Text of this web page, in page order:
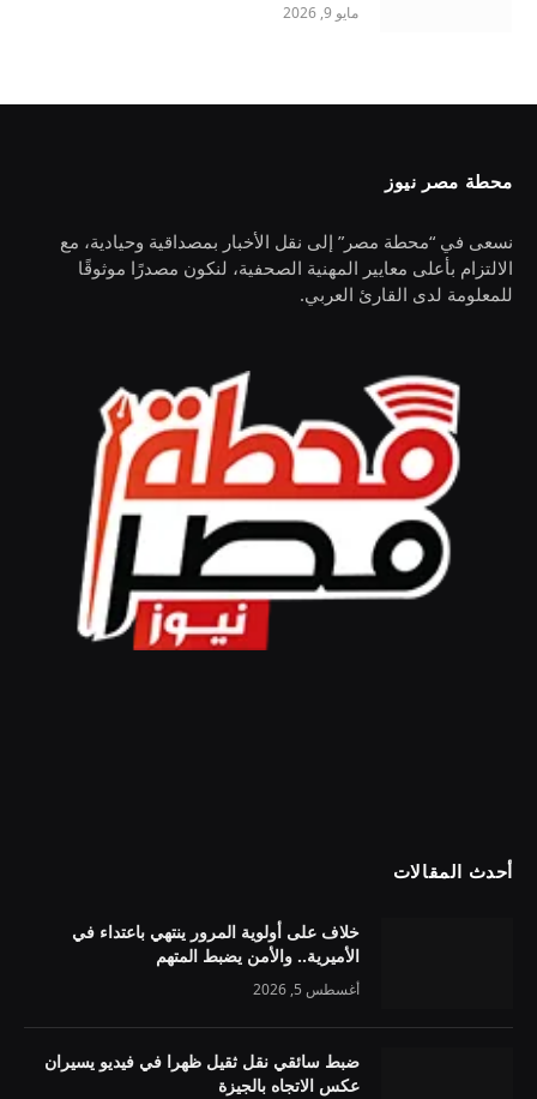
مايو 9, 2026
محطة مصر نيوز
نسعى في “محطة مصر” إلى نقل الأخبار بمصداقية وحيادية، مع
الالتزام بأعلى معايير المهنية الصحفية، لنكون مصدرًا موثوقًا
للمعلومة لدى القارئ العربي.
أحدث المقالات
خلاف على أولوية المرور ينتهي باعتداء في
الأميرية.. والأمن يضبط المتهم
أغسطس 5, 2026
ضبط سائقي نقل ثقيل ظهرا في فيديو يسيران
عكس الاتجاه بالجيزة